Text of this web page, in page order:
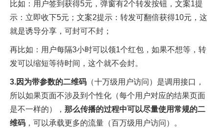
比如：用户签到获得5元，弹窗有2个转发按钮，文案1提
示：立即收下5元；文案2提示：转发可翻倍获得10元，这
就是诱导分享，可封可不封；
再比如：用户每隔3小时可以领1个红包，如果不想等，转
发可以缩短等待时间，这个就不会封。
3.因为带参数的二维码 （十万级用户访问）是调用接口，
所以如果页面不涉及到个性化（每个用户对应的结果页面
是不一样的）， 那么传播的过程中可以尽量使用常规的二
维码 ，可以承载更多的流量（百万级用户访问）。